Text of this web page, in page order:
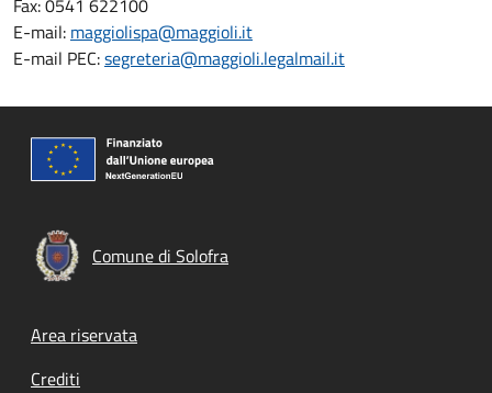
Fax: 0541 622100
E-mail: maggiolispa@maggioli.it
E-mail PEC:segreteria@maggioli.legalmail.it
Comune di Solofra
Footer menu
Area riservata
Crediti